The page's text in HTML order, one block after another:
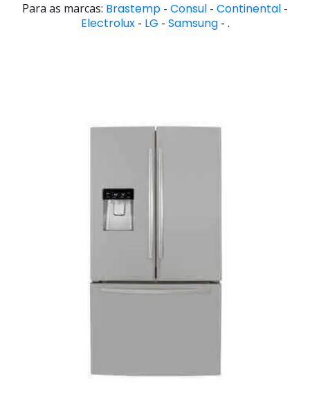
Para as marcas: Brastemp - Consul - Continental -
Electrolux- LG - Samsung- .